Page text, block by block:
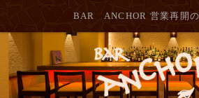
BAR ANCHOR 営業再開